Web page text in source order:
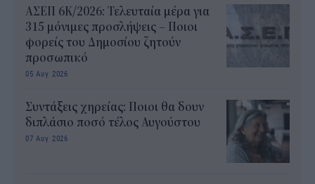
ΑΣΕΠ 6Κ/2026: Τελευταία μέρα για
315 μόνιμες προσλήψεις – Ποιοι
φορείς του Δημοσίου ζητούν
προσωπικό
05 Αυγ 2026
Συντάξεις χηρείας: Ποιοι θα δουν
διπλάσιο ποσό τέλος Αυγούστου
07 Αυγ 2026